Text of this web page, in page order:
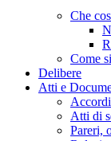
Che
Come
Delibere
Atti e
Atti di
Pareri,